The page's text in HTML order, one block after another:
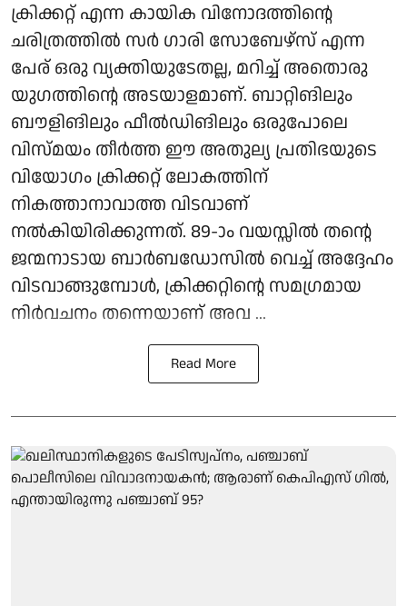
ക്രിക്കറ്റ് എന്ന കായിക വിനോദത്തിന്റെ
ചരിത്രത്തിൽ സർ ഗാരി സോബേഴ്സ് എന്ന
പേര് ഒരു വ്യക്തിയുടേതല്ല, മറിച്ച് അതൊരു
യുഗത്തിന്റെ അടയാളമാണ്. ബാറ്റിങിലും
ബൗളിങിലും ഫീൽഡിങിലും ഒരുപോലെ
വിസ്മയം തീർത്ത ഈ അതുല്യ പ്രതിഭയുടെ
വിയോഗം ക്രിക്കറ്റ് ലോകത്തിന്
നികത്താനാവാത്ത വിടവാണ്
നൽകിയിരിക്കുന്നത്. 89-ാം വയസ്സിൽ തന്റെ
ജന്മനാടായ ബാർബഡോസിൽ വെച്ച് അദ്ദേഹം
വിടവാങ്ങുമ്പോൾ, ക്രിക്കറ്റിന്റെ സമഗ്രമായ
നിർവചനം തന്നെയാണ് അവ ...
Read More